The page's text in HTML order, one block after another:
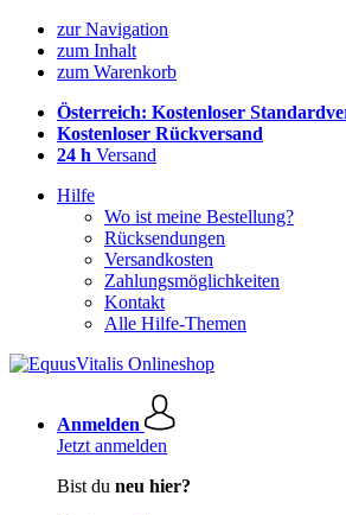
zur Navigation
zum Inhalt
zum Warenkorb
Österreich: Kostenloser
Kostenloser Rückversand
24 h Versand
Hilfe
Wo ist meine Bestellung?
Rücksendungen
Versandkosten
Zahlungsmöglichkeiten
Kontakt
Alle Hilfe-Themen
Anmelden
Jetzt anmelden
Bist du neu hier?